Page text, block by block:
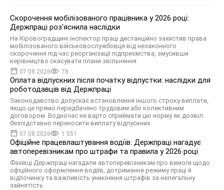
Скорочення мобілізованого працівника у 2026 році:
Держпраці роз'яснила наслідки
На Кіровоградщині інспектор праці дистанційно захистив права
мобілізованого військовослужбовця від незаконного
скорочення під час реорганізації підприємства, змусивши
керівництво скасувати плани звільнення
07.08.2026 78
Оплата відпускних після початку відпустки: наслідки для
роботодавців від Держпраці
Законодавство допускає встановлення іншого строку виплати,
якщо це прямо передбачено трудовим або колективним
договором. Водночас не варто сприймати цю норму як дозвіл
безпідставно переносити виплату відпускних
07.08.2026 1 551
Офіційне працевлаштування водіїв: Держпраці нагадує
автоперевізникам про штрафи та правила у 2026 році
Фахівці Держпраці нагадали автоперевізникам про вимоги щодо
офіційного оформлення водіїв, дотримання режиму праці й
відпочинку та важливість уникнення штрафів за нелегальну
зайнятість